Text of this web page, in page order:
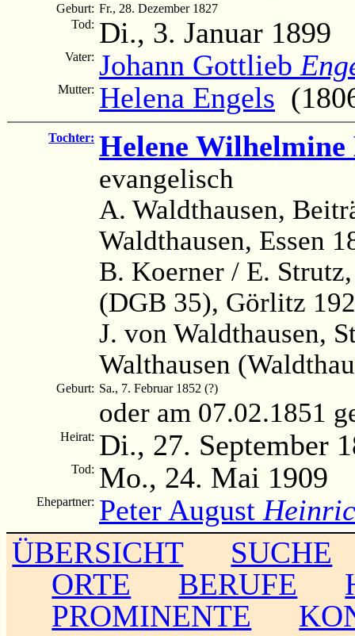
Geburt: Fr., 28. Dezember 1827
Tod: Di., 3. Januar 1899
Vater: Johann Gottlieb
Mutter: Helena Engels
Tochter: Helene Wilhelmine
evangelisch
A. Waldthausen,
Waldthausen, Essen
B. Koerner / E.
(DGB 35), Görlitz
J. von Waldthausen,
Walthausen
Geburt: Sa., 7. Februar 1852 (?)
oder am 07.02.1851
Heirat: Di., 27. September
Tod: Mo., 24. Mai 1909
Ehepartner: Peter August
ÜBERSICHT
SUCHE
ORTE
BERUFE
PROMINENTE